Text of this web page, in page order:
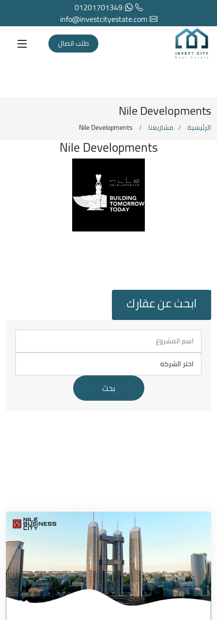
01201701349
info@investcityestate.com
طلب اتصال
Nile Developments
الرئيسية مشاريعنا
Nile Developments
ابحث عن عقارك